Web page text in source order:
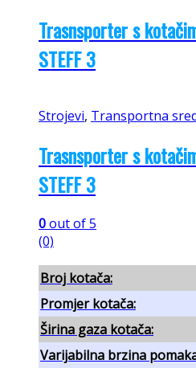
Trasnsporter s
STEFF 3
Strojevi, Transportna
Trasnsporter s
STEFF 3
0out of 5
(0)
Broj kotača:
Promjer kotača:
Širina gaza kotača:
Varijabilna brzina